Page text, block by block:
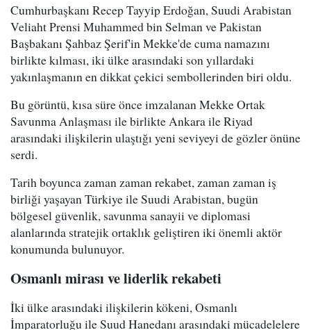
Cumhurbaşkanı Recep Tayyip Erdoğan, Suudi Arabistan
Veliaht Prensi Muhammed bin Selman ve Pakistan
Başbakanı Şahbaz Şerif'in Mekke'de cuma namazını
birlikte kılması, iki ülke arasındaki son yıllardaki
yakınlaşmanın en dikkat çekici sembollerinden biri oldu.
Bu görüntü, kısa süre önce imzalanan Mekke Ortak
Savunma Anlaşması ile birlikte Ankara ile Riyad
arasındaki ilişkilerin ulaştığı yeni seviyeyi de gözler önüne
serdi.
Tarih boyunca zaman zaman rekabet, zaman zaman iş
birliği yaşayan Türkiye ile Suudi Arabistan, bugün
bölgesel güvenlik, savunma sanayii ve diplomasi
alanlarında stratejik ortaklık geliştiren iki önemli aktör
konumunda bulunuyor.
Osmanlı mirası ve liderlik rekabeti
İki ülke arasındaki ilişkilerin kökeni, Osmanlı
İmparatorluğu ile Suud Hanedanı arasındaki mücadelelere